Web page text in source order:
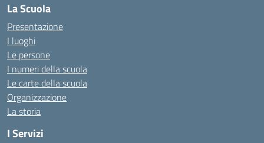
La Scuola
Presentazione
I luoghi
Le persone
I numeri della scuola
Le carte della scuola
Organizzazione
La storia
I Servizi